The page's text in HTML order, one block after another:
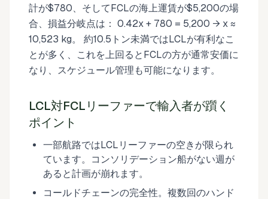
計が$780、そしてFCLの海上運賃が$5,200の場
合、損益分岐点は： 0.42x + 780 = 5,200 → x ≈
10,523 kg。 約10.5トン未満ではLCLが有利なこ
とが多く、これを上回るとFCLの方が通常安価に
なり、スケジュール管理も可能になります。
LCL対FCLリーファーで輸入者が躓く
ポイント
一部航路ではLCLリーファーの空きが限られ
ています。コンソリデーション船がない週が
あると計画が崩れます。
コールドチェーンの完全性。複数回のハンド